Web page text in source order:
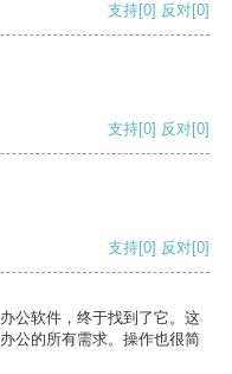
支持[0] 反对[0]
支持[0] 反对[0]
支持[0] 反对[0]
公软件，终于找到了它。这
公的所有需求。操作也很简